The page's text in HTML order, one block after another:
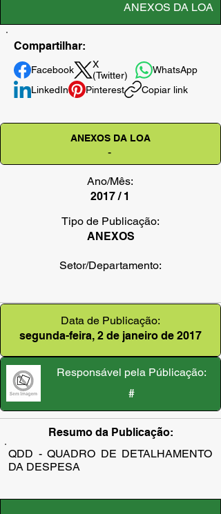
ANEXOS DA LOA
Compartilhar:
Facebook
X
(Twitter)
WhatsApp
LinkedIn
Pinterest Copiar link
ANEXOS DA LOA
-
Ano/Mês:
2017 / 1
Tipo de Publicação:
ANEXOS
Setor/Departamento:
Data de Publicação:
segunda-feira, 2 de janeiro de 2017
Responsável pela Públicação:
#
Resumo da Publicação:
QDD - QUADRO DE DETALHAMENTO
DA DESPESA